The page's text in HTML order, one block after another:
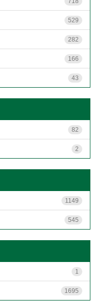
529
282
166
43
82
2
1149
545
1
1695